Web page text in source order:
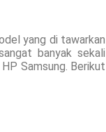
yang di tawarkan
banyak sekali
Samsung. Berikut